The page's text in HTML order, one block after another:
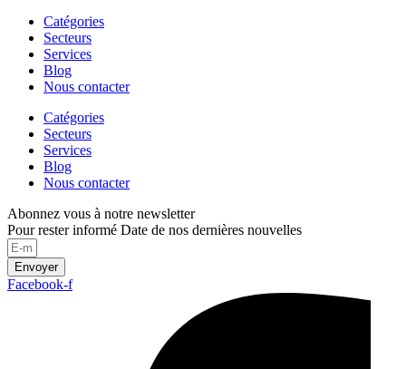
Catégories
Secteurs
Services
Blog
Nous contacter
Catégories
Secteurs
Services
Blog
Nous contacter
Abonnez vous à notre newsletter
Pour rester informé Date de nos dernières nouvelles
Envoyer
Facebook-f